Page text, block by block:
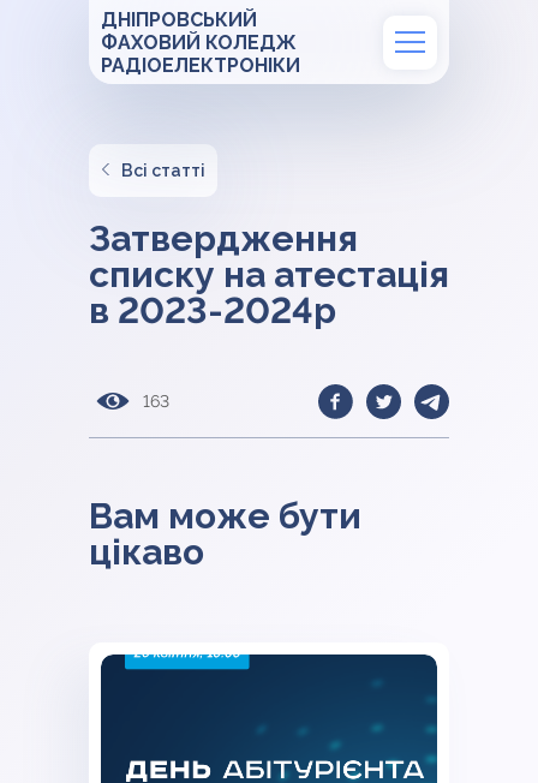
ДНІПРОВСЬКИЙ
ФАХОВИЙ КОЛЕДЖ
РАДІОЕЛЕКТРОНІКИ
Всі статті
Затвердження
списку на атестація
в 2023-2024р
163
Вам може бути
цікаво